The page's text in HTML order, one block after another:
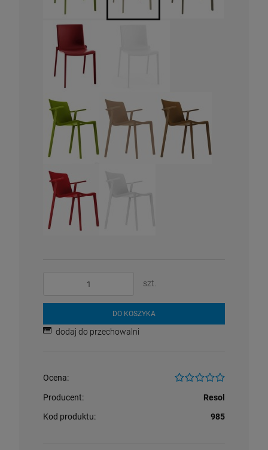
szt.
DO KOSZYKA
dodaj do przechowalni
Ocena:
Producent:
Resol
Kod produktu:
985